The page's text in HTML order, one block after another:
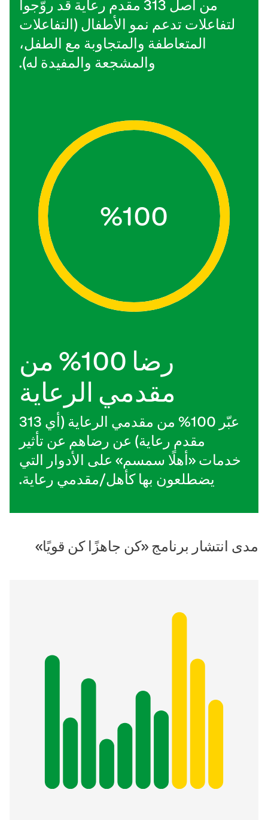
من أصل 313 مقدم رعاية قد روّجوا
لتفاعلات تدعم نمو الأطفال (التفاعلات
المتعاطفة والمتجاوبة مع الطفل،
والمشجعة والمفيدة له).
%100
رضا 100% من
مقدمي الرعاية
عبّر 100% من مقدمي الرعاية (أي 313
مقدم رعاية) عن رضاهم عن تأثير
خدمات «أهلًا سمسم» على الأدوار التي
يضطلعون بها كأهل/مقدمي رعاية.
مدى انتشار برنامج «كن جاهزًا كن قويًا»